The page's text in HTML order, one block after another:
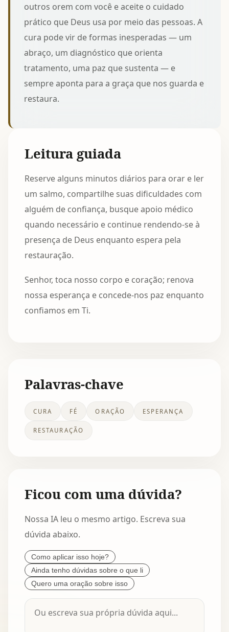
outros orem com você e aceite o cuidado
prático que Deus usa por meio das pessoas. A
cura pode vir de formas inesperadas — um
abraço, um diagnóstico que orienta
tratamento, uma paz que sustenta — e
sempre aponta para a graça que nos guarda e
restaura.
Leitura guiada
Reserve alguns minutos diários para orar e ler
um salmo, compartilhe suas dificuldades com
alguém de confiança, busque apoio médico
quando necessário e continue rendendo-se à
presença de Deus enquanto espera pela
restauração.
Senhor, toca nosso corpo e coração; renova
nossa esperança e concede-nos paz enquanto
confiamos em Ti.
Palavras-chave
CURA FÉ ORAÇÃO ESPERANÇA
RESTAURAÇÃO
Ficou com uma dúvida?
Nossa IA leu o mesmo artigo. Escreva sua
dúvida abaixo.
Como aplicar isso hoje?
Ainda tenho dúvidas sobre o que li
Quero uma oração sobre isso